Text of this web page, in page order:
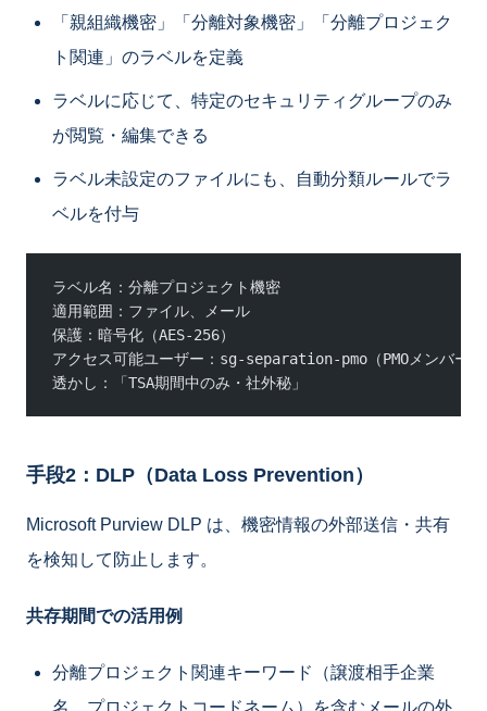
「親組織機密」「分離対象機密」「分離プロジェク
ト関連」のラベルを定義
ラベルに応じて、特定のセキュリティグループのみ
が閲覧・編集できる
ラベル未設定のファイルにも、自動分類ルールでラ
ベルを付与
ラベル名：分離プロジェクト機密
適用範囲：ファイル、メール
保護：暗号化（AES-256）
アクセス可能ユーザー：sg-separation-pmo（PMOメンバー
透かし：「TSA期間中のみ・社外秘」
手段2：DLP（Data Loss Prevention）
Microsoft Purview DLP は、機密情報の外部送信・共有
を検知して防止します。
共存期間での活用例
分離プロジェクト関連キーワード（譲渡相手企業
名、プロジェクトコードネーム）を含むメールの外